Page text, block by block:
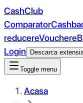
CashClub
Comparator
reducereVouchere
Login
Descarca
Toggle menu
Acasa